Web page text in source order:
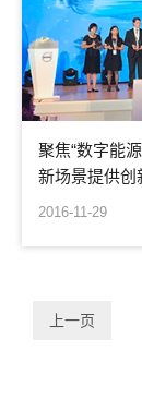
聚焦“数字能
新场景提供创
决方案，助力
2016-11-29
上一页